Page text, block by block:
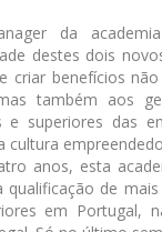
da
destes dois
criar benefícios
também aos
e superiores das
cultura
anos, esta
qualificação de
em Portugal,